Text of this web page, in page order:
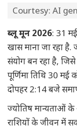
Courtesy: AI
ब्लू मून 2026: 31
खास माना जा रहा है.
संयोग बन रहा है, जिसे
पूर्णिमा तिथि 30
दोपहर 2:14 बजे
ज्योतिष मान्यताओं के
राशियों के जीवन में